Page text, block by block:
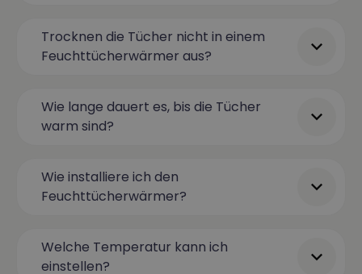
Trocknen die Tücher nicht in einem
Feuchttücherwärmer aus?
Wie lange dauert es, bis die Tücher
warm sind?
Wie installiere ich den
Feuchttücherwärmer?
Welche Temperatur kann ich
einstellen?